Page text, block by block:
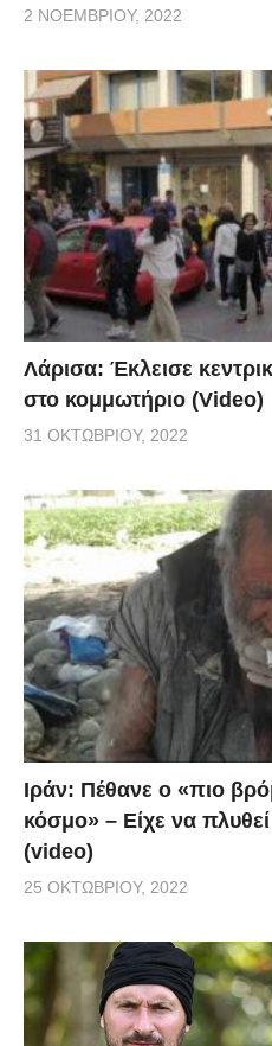
2 ΝΟΕΜΒΡΊΟΥ, 2022
Λάρισα: Έκλεισε
στο κομμωτήριο (Video)
31 ΟΚΤΩΒΡΊΟΥ, 2022
Ιράν: Πέθανε ο «πιο
κόσμο» – Είχε να
(video)
25 ΟΚΤΩΒΡΊΟΥ, 2022